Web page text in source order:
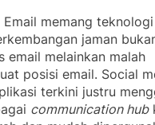
Email memang
jaman
email melainkan malah
posisi email. Social
terkini justru
communication hub